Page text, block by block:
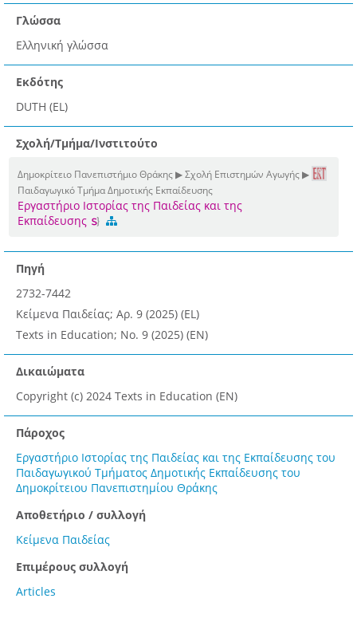
Γλώσσα
Ελληνική γλώσσα
Εκδότης
DUTH (EL)
Σχολή/Τμήμα/Ινστιτούτο
Δημοκρίτειο Πανεπιστήμιο Θράκης ▶ Σχολή Επιστημών Αγωγής ▶
Παιδαγωγικό Τμήμα Δημοτικής Εκπαίδευσης
Εργαστήριο Ιστορίας της Παιδείας και της
Εκπαίδευσης
Πηγή
2732-7442
Κείμενα Παιδείας; Αρ. 9 (2025) (EL)
Texts in Education; No. 9 (2025) (EN)
Δικαιώματα
Copyright (c) 2024 Texts in Education (EN)
Πάροχος
Εργαστήριο Ιστορίας της Παιδείας και της Εκπαίδευσης του
Παιδαγωγικού Τμήματος Δημοτικής Εκπαίδευσης του
Δημοκρίτειου Πανεπιστημίου Θράκης
Αποθετήριο / συλλογή
Κείμενα Παιδείας
Επιμέρους συλλογή
Articles